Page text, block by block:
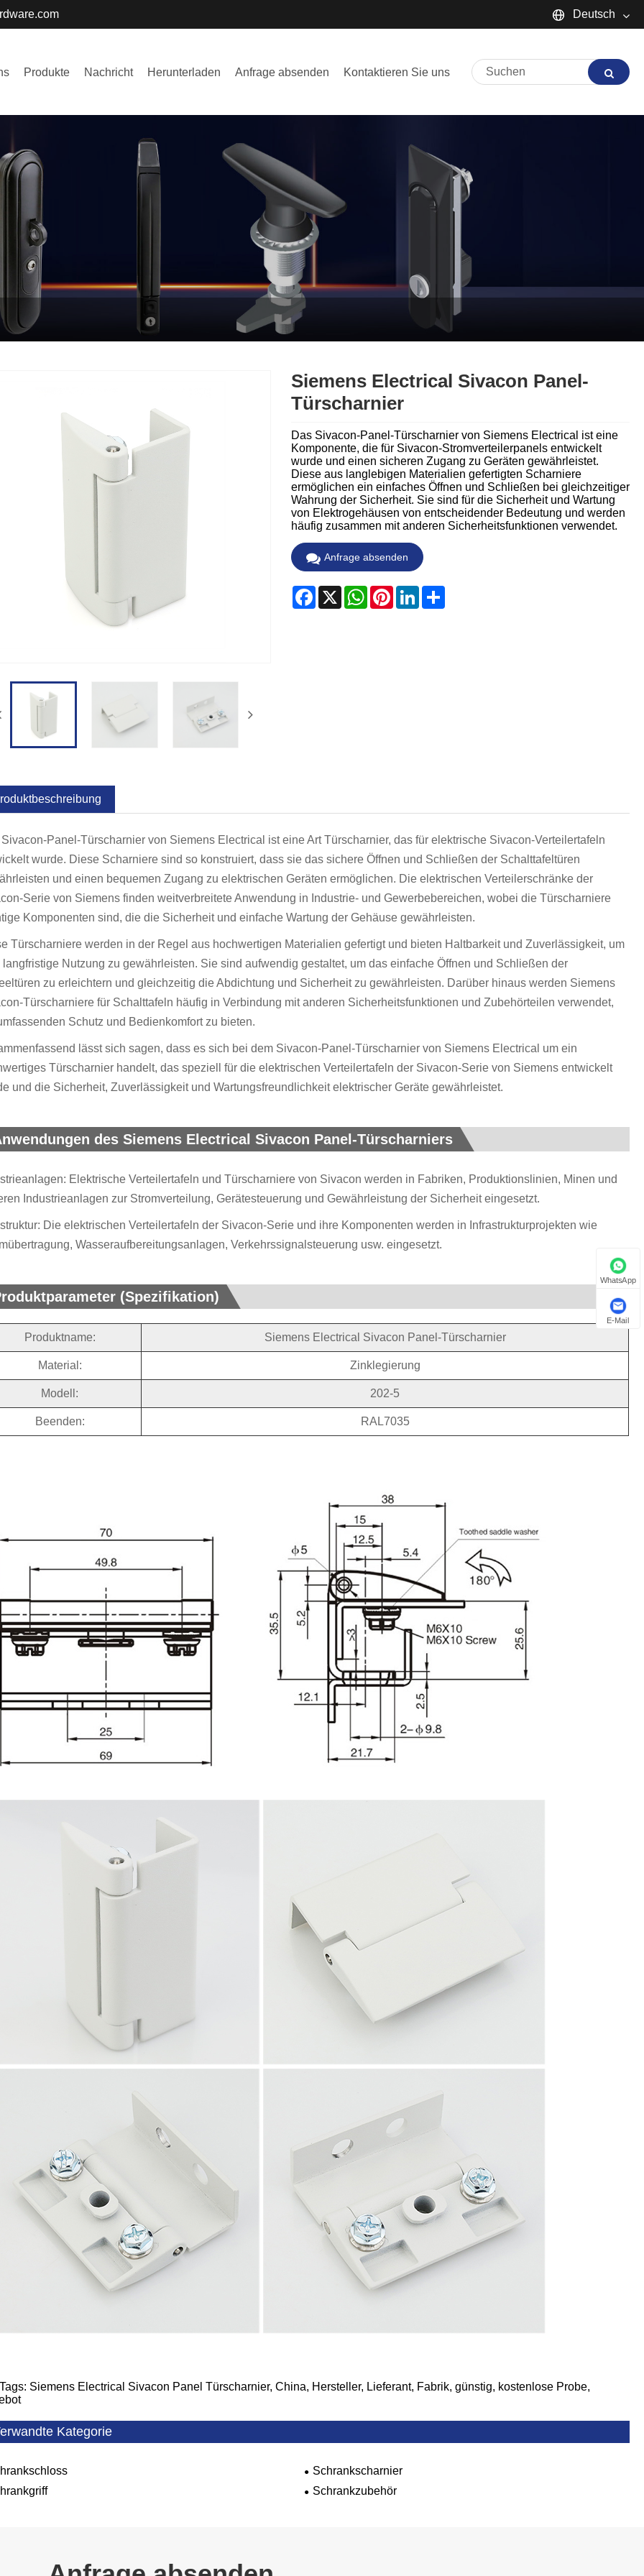
Deutsch
Italiano
Svenska
magyar
Malay
Produkte Nachricht Herunterladen Anfrage absenden Kontaktieren Sie uns
Siemens Electrical Sivacon Panel-
Türscharnier
Das Sivacon-Panel-Türscharnier von Siemens Electrical ist eine
Komponente, die für Sivacon-Stromverteilerpanels entwickelt
wurde und einen sicheren Zugang zu Geräten gewährleistet.
Diese aus langlebigen Materialien gefertigten Scharniere
ermöglichen ein einfaches Öffnen und Schließen bei gleichzeitiger
Wahrung der Sicherheit. Sie sind für die Sicherheit und Wartung
von Elektrogehäusen von entscheidender Bedeutung und werden
häufig zusammen mit anderen Sicherheitsfunktionen verwendet.
Anfrage absenden
Facebook
X WhatsApp
PinterestLinkedInShare
Panel-Türscharnier von Siemens Electrical ist eine Art Türscharnier, das für elektrische Sivacon-Verteilertafeln
wurde. Diese Scharniere sind so konstruiert, dass sie das sichere Öffnen und Schließen der Schalttafeltüren
und einen bequemen Zugang zu elektrischen Geräten ermöglichen. Die elektrischen Verteilerschränke der
Serie von Siemens finden weitverbreitete Anwendung in Industrie- und Gewerbebereichen, wobei die Türscharniere
Komponenten sind, die die Sicherheit und einfache Wartung der Gehäuse gewährleisten.
Türscharniere werden in der Regel aus hochwertigen Materialien gefertigt und bieten Haltbarkeit und Zuverlässigkeit, um
langfristige Nutzung zu gewährleisten. Sie sind aufwendig gestaltet, um das einfache Öffnen und Schließen der
zu erleichtern und gleichzeitig die Abdichtung und Sicherheit zu gewährleisten. Darüber hinaus werden Siemens
Türscharniere für Schalttafeln häufig in Verbindung mit anderen Sicherheitsfunktionen und Zubehörteilen verwendet,
Schutz und Bedienkomfort zu bieten.
lässt sich sagen, dass es sich bei dem Sivacon-Panel-Türscharnier von Siemens Electrical um ein
Türscharnier handelt, das speziell für die elektrischen Verteilertafeln der Sivacon-Serie von Siemens entwickelt
und die Sicherheit, Zuverlässigkeit und Wartungsfreundlichkeit elektrischer Geräte gewährleistet.
des Siemens Electrical Sivacon Panel-Türscharniers
Elektrische Verteilertafeln und Türscharniere von Sivacon werden in Fabriken, Produktionslinien, Minen und
Industrieanlagen zur Stromverteilung, Gerätesteuerung und Gewährleistung der Sicherheit eingesetzt.
Die elektrischen Verteilertafeln der Sivacon-Serie und ihre Komponenten werden in Infrastrukturprojekten wie
Wasseraufbereitungsanlagen, Verkehrssignalsteuerung usw. eingesetzt.
(Spezifikation)
Produktname: Siemens Electrical Sivacon Panel-Türscharnier
Material: Zinklegierung
Modell: 202-5
Beenden: RAL7035
Siemens Electrical Sivacon Panel Türscharnier, China, Hersteller, Lieferant, Fabrik, günstig, kostenlose Probe,
Kategorie
Schrankscharnier
Schrankzubehör
WhatsApp
E-Mail